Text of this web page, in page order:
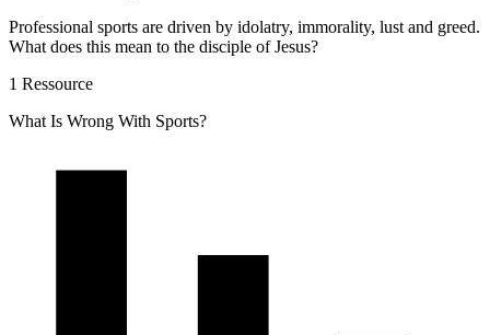
Professional sports are driven by idolatry, immorality, lust and greed.
What does this mean to the disciple of Jesus?
1 Ressource
What Is Wrong With Sports?